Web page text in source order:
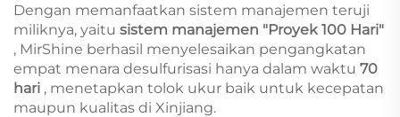
Dengan memanfaatkan sistem manajemen teruji
miliknya, yaitu sistem manajemen "Proyek 100 Hari"
, MirShine berhasil menyelesaikan pengangkatan
empat menara desulfurisasi hanya dalam waktu 70
hari , menetapkan tolok ukur baik untuk kecepatan
maupun kualitas di Xinjiang.